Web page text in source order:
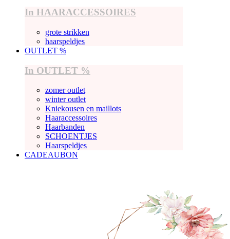
In HAARACCESSOIRES
grote strikken
haarspeldjes
OUTLET %
In OUTLET %
zomer outlet
winter outlet
Kniekousen en maillots
Haaraccessoires
Haarbanden
SCHOENTJES
Haarspeldjes
CADEAUBON